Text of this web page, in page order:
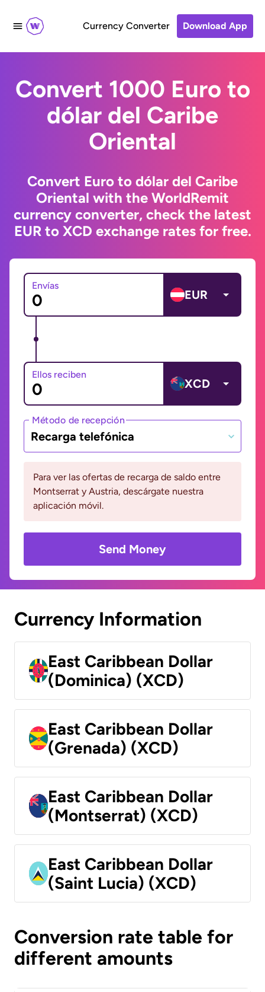
Currency Converter Download App
Convert 1000 Euro to
dólar del Caribe
Oriental
Convert Euro to dólar del Caribe
Oriental with the WorldRemit
currency converter, check the latest
EUR to XCD exchange rates for free.
Envías
EUR
Ellos reciben
XCD
Método de recepción
Recarga telefónica
Para ver las ofertas de recarga de saldo entre
Montserrat y Austria, descárgate nuestra
aplicación móvil.
Send Money
Currency Information
East Caribbean Dollar
(Dominica) (XCD)
East Caribbean Dollar
(Grenada) (XCD)
East Caribbean Dollar
(Montserrat) (XCD)
East Caribbean Dollar
(Saint Lucia) (XCD)
Conversion rate table for
different amounts